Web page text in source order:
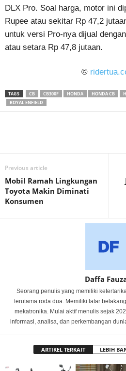
DLX Pro. Soal harga, motor ini
Rupee atau sekitar Rp 47,2
untuk versi Pro-nya dijual
atau setara Rp 47,8 jutaan.
©
TAGS CB CB300F HONDA HONDA CB
ROYAL ENFIELD
Previous article
Mobil Ramah Lingkungan
Toyota Makin Diminati
Konsumen
Daffa
Seorang penulis yang memiliki
terutama roda dua. Memiliki latar
mekatronika. Mulai aktif menulis sejak
informasi, analisa, dan perkembangan
ARTIKEL TERKAIT LEBIH